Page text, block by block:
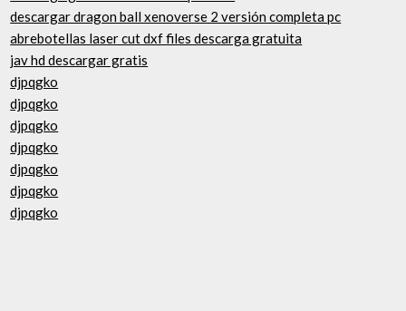
descargar dragon ball xenoverse 2 versión completa pc
abrebotellas laser cut dxf files descarga gratuita
jav hd descargar gratis
djpqgko
djpqgko
djpqgko
djpqgko
djpqgko
djpqgko
djpqgko